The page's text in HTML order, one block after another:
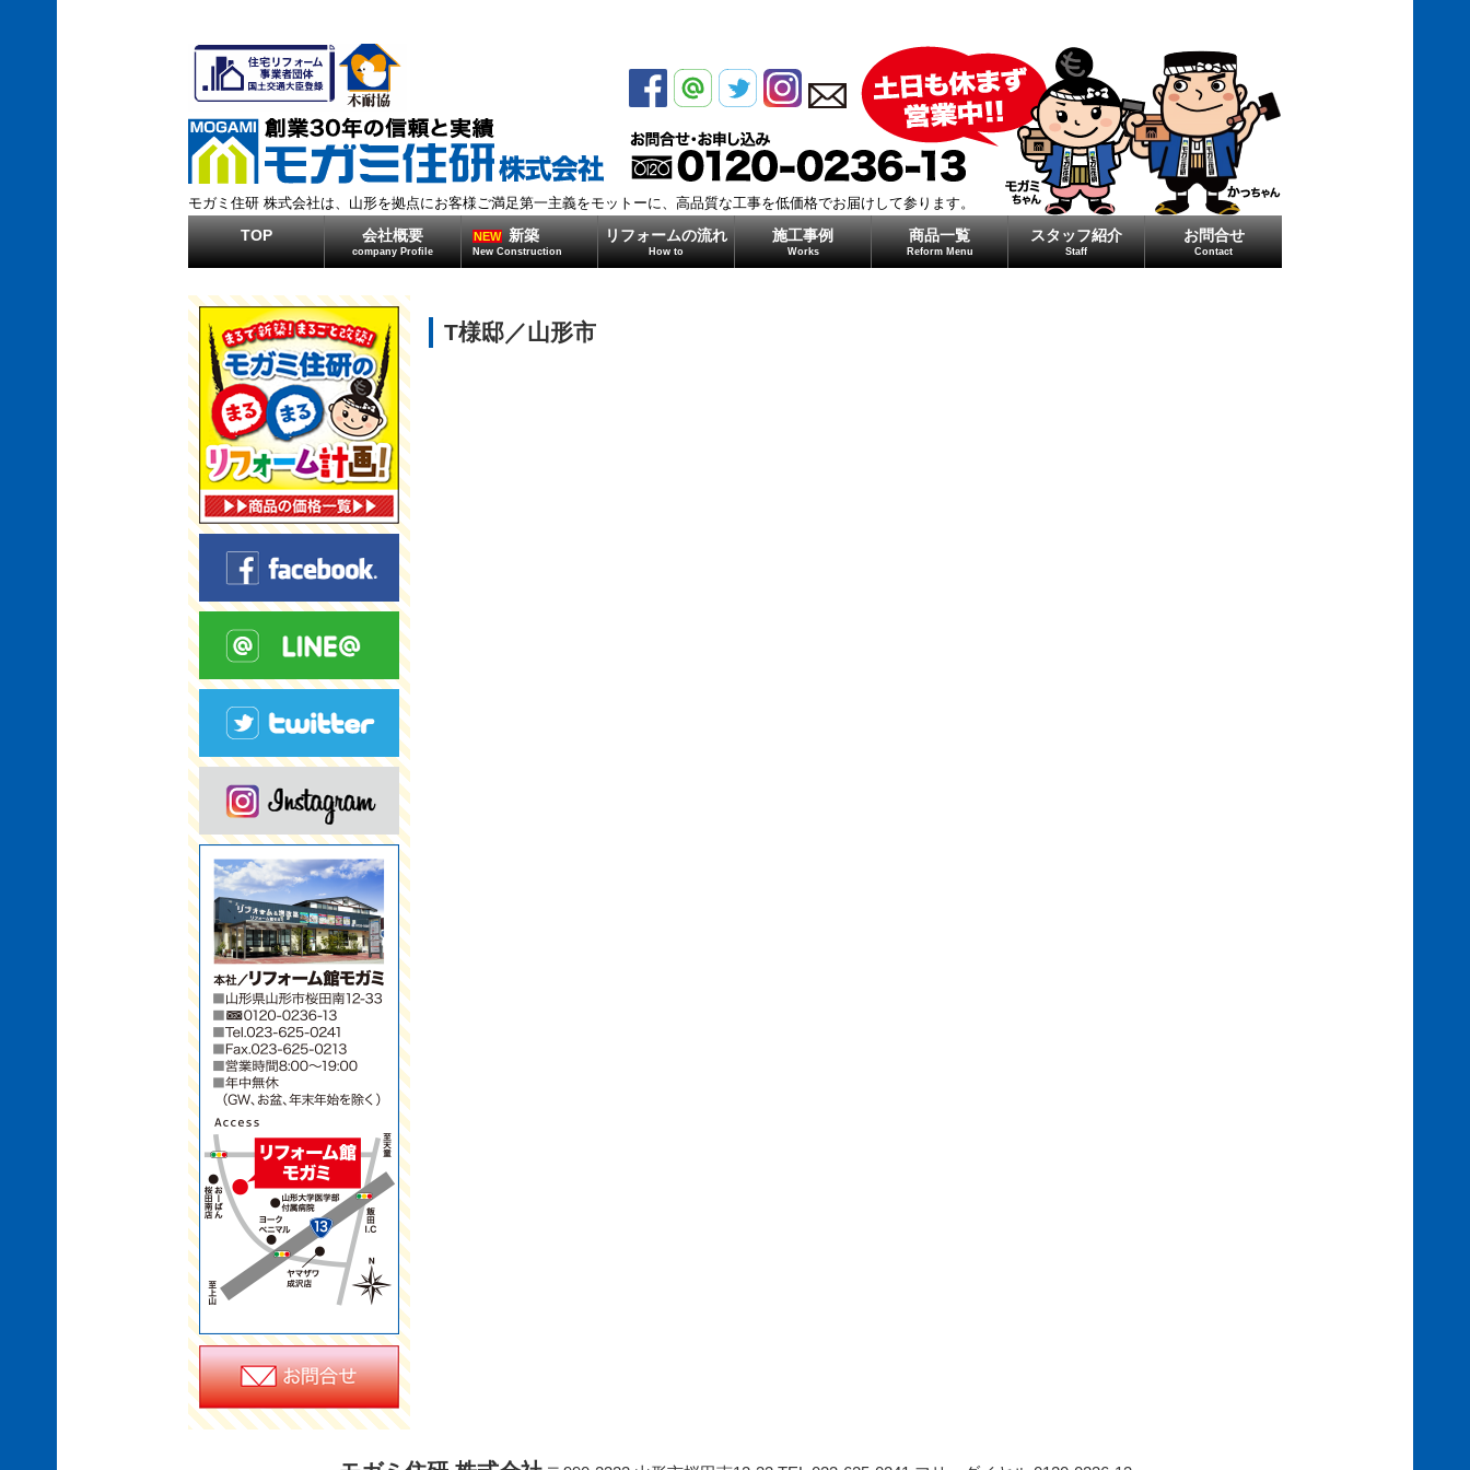
モガミ住研株式会社
モガミ住研 株式会社は、山形を拠点にお客様ご満足第一主義をモットーに、高品質な工事を低価格でお届けして参ります。
TOP 会社概要
company Profile
NEW 新築
New Construction
リフォームの流れ
How to
施工事例
Works
商品一覧
Reform Menu
スタッフ紹介
Staff
お問合せ
Contact
T様邸／山形市